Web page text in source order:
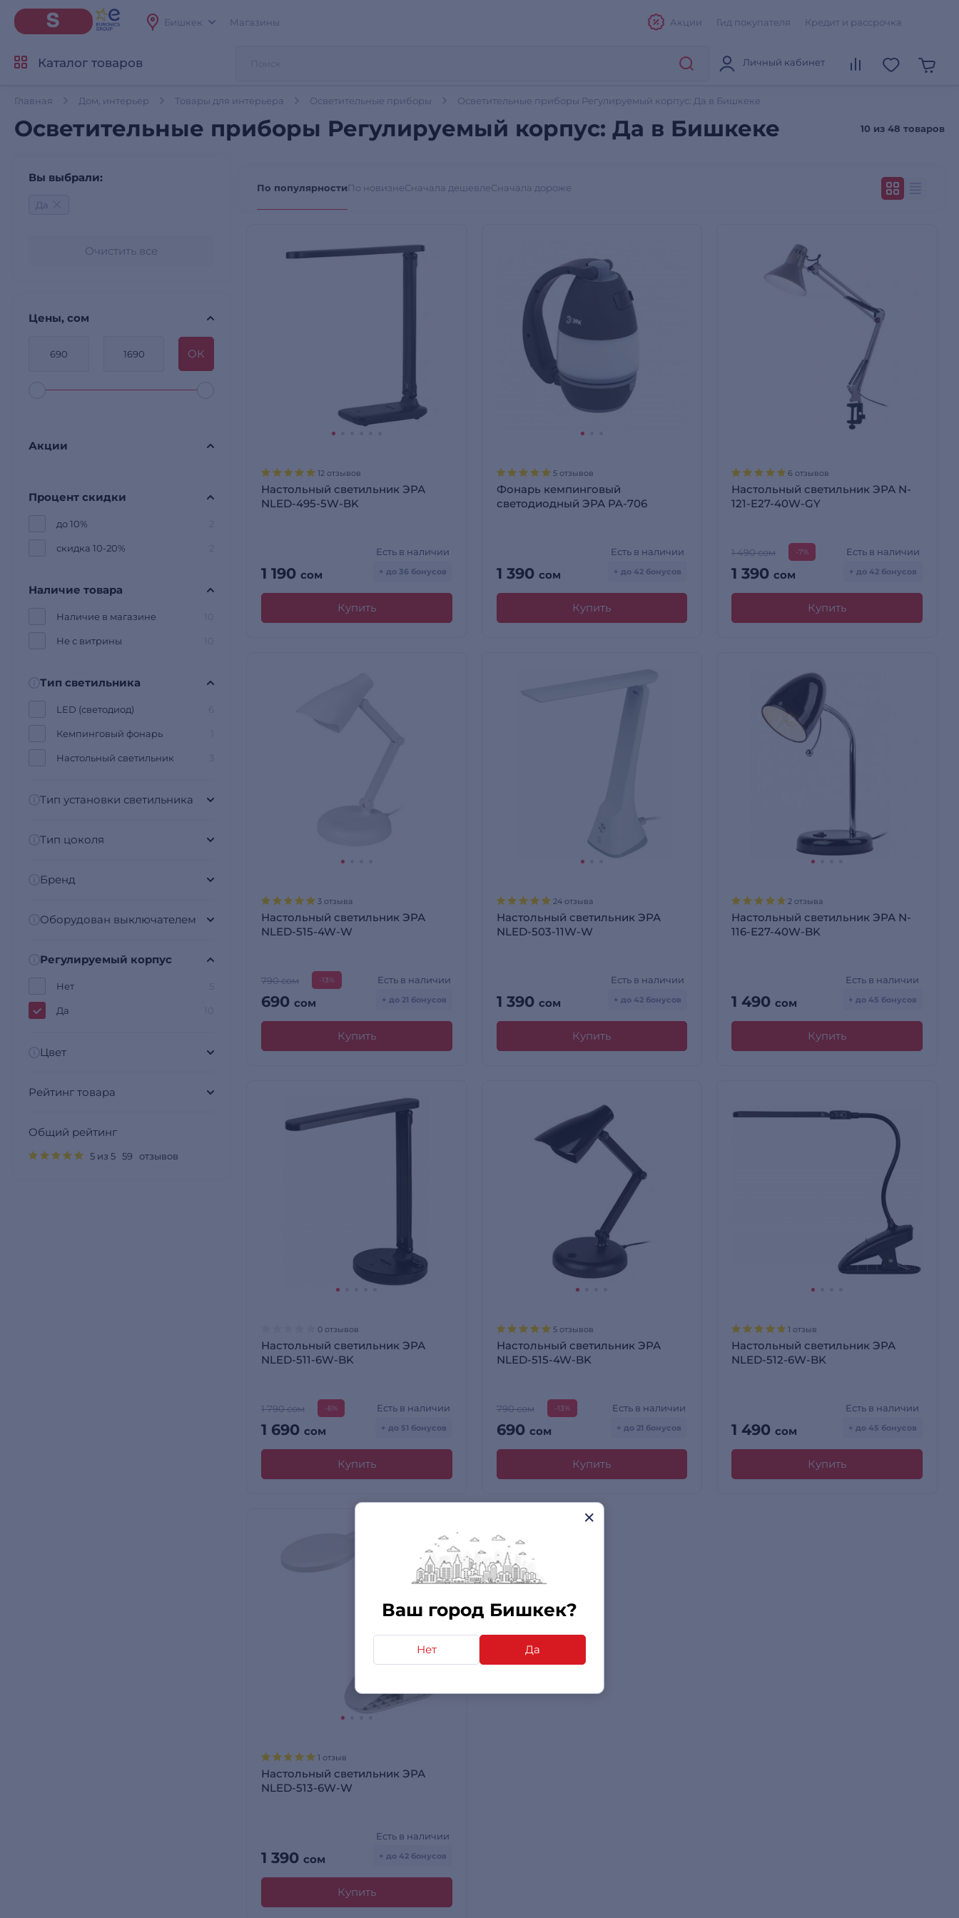
Ваш город Бишкек?
Нет Да
Бишкек Магазины Акции Гид покупателя Кредит и рассрочка
Каталог товаров Личный кабинет
Главная Дом, интерьер Товары для интерьера Осветительные приборы Осветительные приборы Регулируемый корпус: Да в Бишкеке
Осветительные приборы Регулируемый корпус: Да в Бишкеке 10 из 48 товаров
Вы выбрали:
Да
Очистить все
Цены, сом
OК
Акции
Процент скидки
до 10%
скидка 10-20%
Наличие товара
Наличие в магазине
Не с витрины
Тип светильника
LED (светодиод)
Кемпинговый фонарь
Настольный светильник
Тип установки светильника
Тип цоколя
Бренд
Оборудован выключателем
Регулируемый корпус
Нет
Да
Цвет
Рейтинг товара
Общий рейтинг
5 из 5 59 отзывов
По популярностиПо новизнеСначала дешевлеСначала дороже
12 отзывов
Настольный светильник ЭРА
NLED-495-5W-BK
1 190 сом
Есть в наличии
+ до 36 бонусов
Купить
5 отзывов
Фонарь кемпинговый
светодиодный ЭРА PA-706
1 390 сом
Есть в наличии
+ до 42 бонусов
Купить
6 отзывов
Настольный светильник ЭРА N-
121-E27-40W-GY
1 490 сом -7%
1 390сом
Есть в наличии
+ до 42 бонусов
Купить
3 отзыва
Настольный светильник ЭРА
NLED-515-4W-W
790 сом -13%
690 сом
Есть в наличии
+ до 21 бонусов
Купить
24 отзыва
Настольный светильник ЭРА
NLED-503-11W-W
1 390 сом
Есть в наличии
+ до 42 бонусов
Купить
2 отзыва
Настольный светильник ЭРА N-
116-Е27-40W-BK
1 490сом
Есть в наличии
+ до 45 бонусов
Купить
0 отзывов
Настольный светильник ЭРА
NLED-511-6W-BK
1 790 сом -6%
1 690 сом
Есть в наличии
+ до 51 бонусов
Купить
5 отзывов
Настольный светильник ЭРА
NLED-515-4W-BK
790 сом -13%
690 сом
Есть в наличии
+ до 21 бонусов
Купить
1 отзыв
Настольный светильник ЭРА
NLED-512-6W-BK
1 490сом
Есть в наличии
+ до 45 бонусов
Купить
1 отзыв
Настольный светильник ЭРА
NLED-513-6W-W
1 390 сом
Есть в наличии
+ до 42 бонусов
Купить